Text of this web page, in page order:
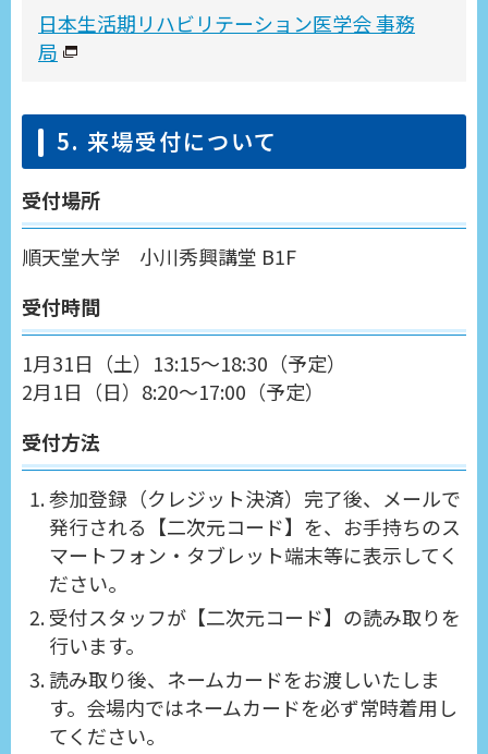
日本生活期リハビリテーション医学会 事務
局
5. 来場受付について
受付場所
順天堂大学 小川秀興講堂 B1F
受付時間
1月31日（土）13:15～18:30（予定）
2月1日（日）8:20～17:00（予定）
受付方法
参加登録（クレジット決済）完了後、メールで
発行される【二次元コード】を、お手持ちのス
マートフォン・タブレット端末等に表示してく
ださい。
受付スタッフが【二次元コード】の読み取りを
行います。
読み取り後、ネームカードをお渡しいたしま
す。会場内ではネームカードを必ず常時着用し
てください。